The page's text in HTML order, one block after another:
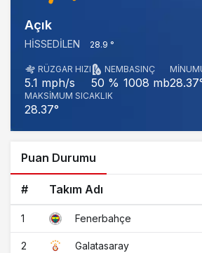
Açık
HISSEDILEN 28.9 °
RÜZGAR HIZI
5.1 mph/s
NEM
50 %
BASINÇ
1008 mb
MAKSIMUM SICAKLIK
28.37°
Puan Durumu
# Takım Adı
1 Fenerbahçe
2 Galatasaray